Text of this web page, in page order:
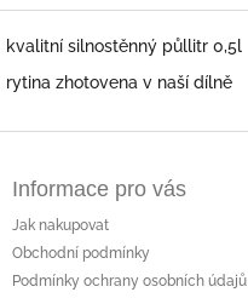
kvalitní silnostěnný půllitr 0,5l
rytina zhotovena v naší dílně
Informace pro vás
Jak nakupovat
Obchodní podmínky
Podmínky ochrany osobních údajů